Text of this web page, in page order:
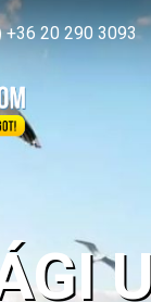
+36 20 290 3093